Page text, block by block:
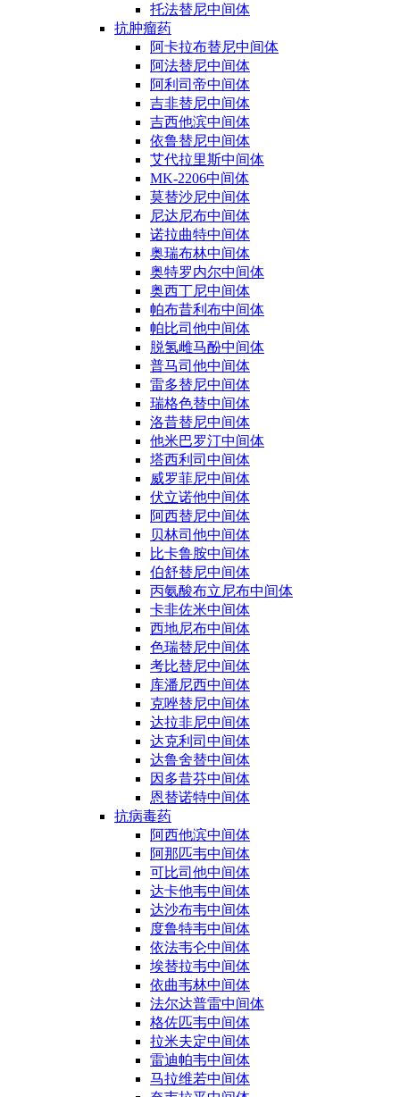
托法替尼中间体
抗肿瘤药
阿卡拉布替尼中间体
阿法替尼中间体
阿利司帝中间体
吉非替尼中间体
吉西他滨中间体
依鲁替尼中间体
艾代拉里斯中间体
MK-2206中间体
莫替沙尼中间体
尼达尼布中间体
诺拉曲特中间体
奥瑞布林中间体
奥特罗内尔中间体
奥西丁尼中间体
帕布昔利布中间体
帕比司他中间体
脱氢雌马酚中间体
普马司他中间体
雷多替尼中间体
瑞格色替中间体
洛昔替尼中间体
他米巴罗汀中间体
塔西利司中间体
威罗菲尼中间体
伏立诺他中间体
阿西替尼中间体
贝林司他中间体
比卡鲁胺中间体
伯舒替尼中间体
丙氨酸布立尼布中间体
卡非佐米中间体
西地尼布中间体
色瑞替尼中间体
考比替尼中间体
库潘尼西中间体
克唑替尼中间体
达拉非尼中间体
达克利司中间体
达鲁舍替中间体
因多昔芬中间体
恩替诺特中间体
抗病毒药
阿西他滨中间体
阿那匹韦中间体
可比司他中间体
达卡他韦中间体
达沙布韦中间体
度鲁特韦中间体
依法韦仑中间体
埃替拉韦中间体
依曲韦林中间体
法尔达普雷中间体
格佐匹韦中间体
拉米夫定中间体
雷迪帕韦中间体
马拉维若中间体